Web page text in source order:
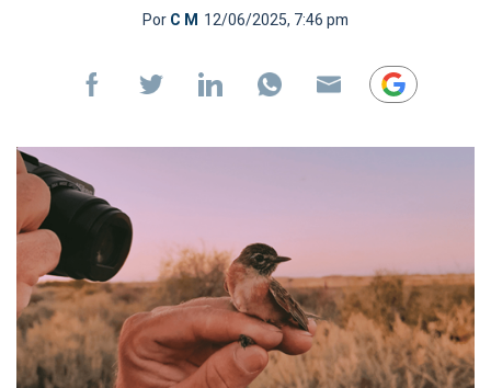
PorC M 12/06/2025, 7:46 pm